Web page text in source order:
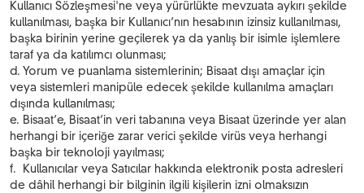
Kullanıcı Sözleşmesi'ne veya yürürlükte mevzuata aykırı şekilde
kullanılması, başka bir Kullanıcı’nın hesabının izinsiz kullanılması,
başka birinin yerine geçilerek ya da yanlış bir isimle işlemlere
taraf ya da katılımcı olunması;
d. Yorum ve puanlama sistemlerinin; Bisaat dışı amaçlar için
veya sistemleri manipüle edecek şekilde kullanılma amaçları
dışında kullanılması;
e. Bisaat’e, Bisaat’in veri tabanına veya Bisaat üzerinde yer alan
herhangi bir içeriğe zarar verici şekilde virüs veya herhangi
başka bir teknoloji yayılması;
f. Kullanıcılar veya Satıcılar hakkında elektronik posta adresleri
de dâhil herhangi bir bilginin ilgili kişilerin izni olmaksızın